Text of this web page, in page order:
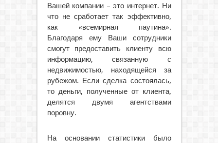
Вашей компании – это интернет. Ни
что не сработает так эффективно,
как «всемирная паутина».
Благодаря ему Ваши сотрудники
смогут предоставить клиенту всю
информацию, связанную с
недвижимостью, находящейся за
рубежом. Если сделка состоялась,
то деньги, полученные от клиента,
делятся двумя агентствами
поровну.
На основании статистики было